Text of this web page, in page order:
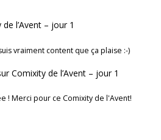
l’Avent – jour 1
vraiment content que ça plaise :-)
Comixity de l’Avent – jour 1
! Merci pour ce Comixity de l'Avent!